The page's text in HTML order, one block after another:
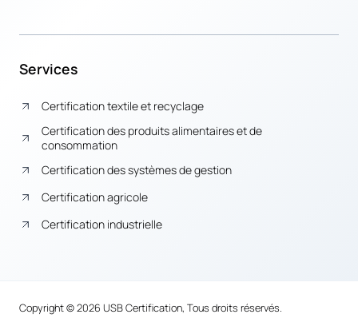
Services
Certification textile et recyclage
Certification des produits alimentaires et de
consommation
Certification des systèmes de gestion
Certification agricole
Certification industrielle
Copyright © 2026 USB Certification, Tous droits réservés.